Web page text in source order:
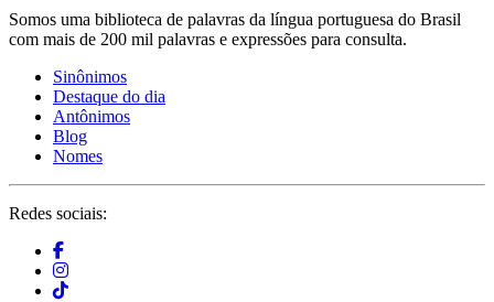
Somos uma biblioteca de palavras da língua portuguesa do Brasil
com mais de 200 mil palavras e expressões para consulta.
Sinônimos
Destaque do dia
Antônimos
Blog
Nomes
Redes sociais: